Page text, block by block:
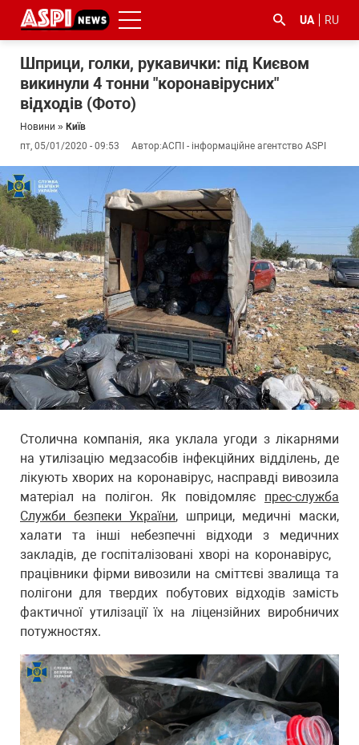
UA RU
Шприци, голки, рукавички: під Києвом
викинули 4 тонни "коронавірусних"
відходів (Фото)
Новини » Київ
пт, 05/01/2020 - 09:53
Автор:АСПІ - інформаційне агентство ASPI
Столична компанія, яка уклала угоди з лікарнями
на утилізацію медзасобів інфекційних відділень, де
лікують хворих на коронавірус, насправді вивозила
матеріал на полігон. Як повідомляє прес-служба
Служби безпеки України, шприци, медичні маски,
халати та інші небезпечні відходи з медичних
закладів, де госпіталізовані хворі на коронавірус,
працівники фірми вивозили на сміттєві звалища та
полігони для твердих побутових відходів замість
фактичної утилізації їх на ліцензійних виробничих
потужностях.
#ООС
#боротьба
з
корупцією
#ДФС